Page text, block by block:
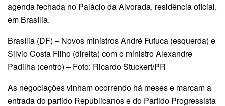
agenda fechada no Palácio da Alvorada, residência oficial,
em Brasília.
Brasília (DF) – Novos ministros André Fufuca (esquerda) e
Silvio Costa Filho (direita) com o ministro Alexandre
Padilha (centro) – Foto: Ricardo Stuckert/PR
As negociações vinham ocorrendo há meses e marcam a
entrada do partido Republicanos e do Partido Progressista